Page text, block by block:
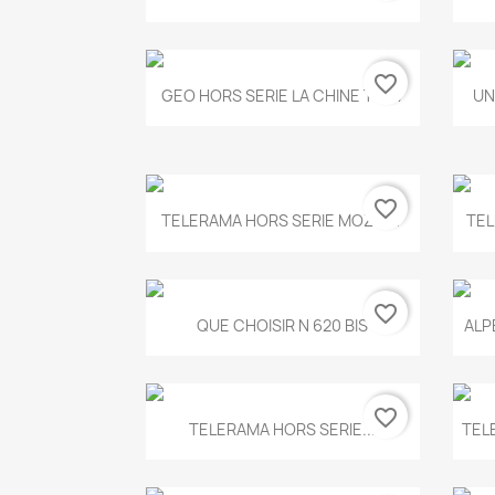
Aperçu rapide
GEO HORS SERIE LA CHINE T.497
favorite_border
Aperçu rapide
TELERAMA HORS SERIE MOZART
favorite_border
Aperçu rapide
QUE CHOISIR N 620 BIS favorite_border
Aperçu rapide
TELERAMA HORS SERIE...favorite_border